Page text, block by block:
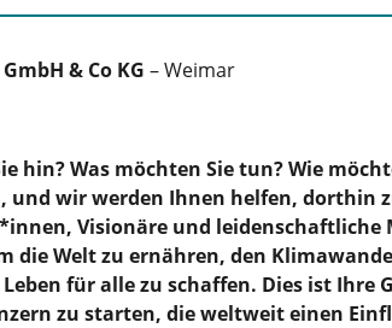
& Co KG –Weimar
hin? Was möchten Sie tun? Wie
und wir werden Ihnen helfen, dorthin
Visionäre und
die Welt zu ernähren, den
für alle zu schaffen. Dies ist Ihre
zu starten, die weltweit einen